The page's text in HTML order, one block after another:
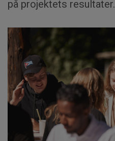
på projektets resultater.